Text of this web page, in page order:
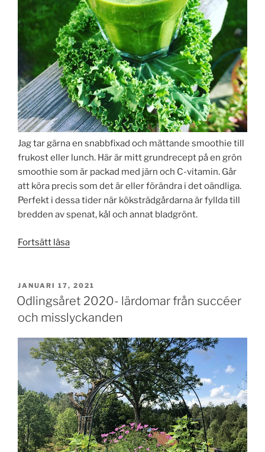
Jag tar gärna en snabbfixad och mättande smoothie till
frukost eller lunch. Här är mitt grundrecept på en grön
smoothie som är packad med järn och C-vitamin. Går
att köra precis som det är eller förändra i det oändliga.
Perfekt i dessa tider när köksträdgårdarna är fyllda till
bredden av spenat, kål och annat bladgrönt.
Fortsätt läsa”Grundrecept
grön
smoothie”
PUBLICERAT
JANUARI 17, 2021
Odlingsåret 2020- lärdomar från succéer
och misslyckanden